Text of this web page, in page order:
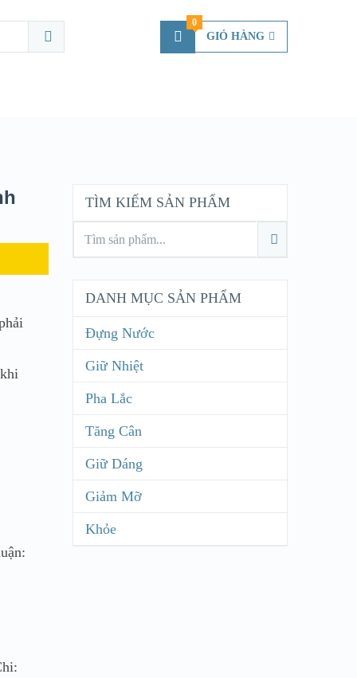
GIỎ HÀNG
0
TÌM KIẾM SẢN PHẨM
DANH MỤC SẢN PHẨM
Đựng Nước
Giữ Nhiệt
Pha Lắc
Tăng Cân
Giữ Dáng
Giảm Mỡ
Khỏe